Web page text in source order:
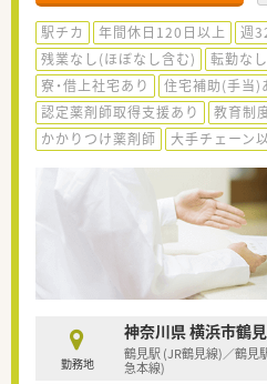
駅チカ 年間休日120日以上 週
残業なし(ほぼなし含む)
転勤なし
寮・借上社宅あり
住宅補助(手当)
認定薬剤師取得支援あり
教育制
かかりつけ薬剤師
大手チェーン
勤務地
神奈川県 横浜市鶴
鶴見駅 (JR鶴見線)／鶴見
急本線)